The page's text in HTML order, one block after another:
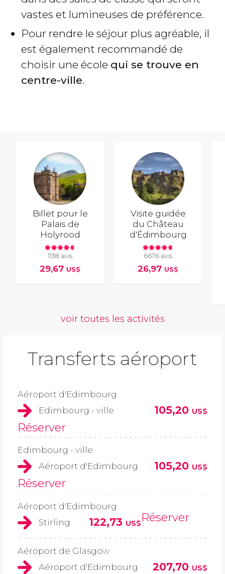
vastes et lumineuses de préférence.
Pour rendre le séjour plus agréable, il
est également recommandé de
choisir une école qui se trouve en
centre-ville.
Billet pour le
Palais de
Holyrood
1138 avis
29,67 US$
Visite guidée
du Château
d'Édimbourg
6676 avis
26,97 US$
voir toutes les activités
Transferts aéroport
Aéroport d'Edimbourg
Edimbourg - ville
105,20 US$
Réserver
Edimbourg - ville
Aéroport d'Edimbourg
105,20 US$
Réserver
Aéroport d'Edimbourg
Stirling
122,73 US$Réserver
Aéroport de Glasgow
Aéroport d'Edimbourg
207,70 US$